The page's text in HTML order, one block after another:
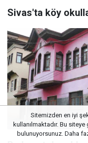
Sivas'ta köy
Sitemizden en iyi
kullanılmaktadır. Bu
bulunuyorsunuz. Daha